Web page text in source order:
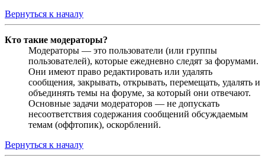
Вернуться к началу
Кто такие модераторы?
Модераторы — это пользователи (или группы
пользователей), которые ежедневно следят за форумами.
Они имеют право редактировать или удалять
сообщения, закрывать, открывать, перемещать, удалять и
объединять темы на форуме, за который они отвечают.
Основные задачи модераторов — не допускать
несоответствия содержания сообщений обсуждаемым
темам (оффтопик), оскорблений.
Вернуться к началу